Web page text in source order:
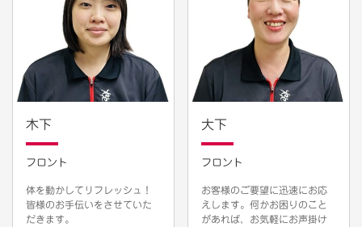
木下
フロント
体を動かしてリフレッシュ！
皆様のお手伝いをさせていた
だきます。
大下
フロント
お客様のご要望に迅速にお応
えします。何かお困りのこと
があれば、お気軽にお声掛け